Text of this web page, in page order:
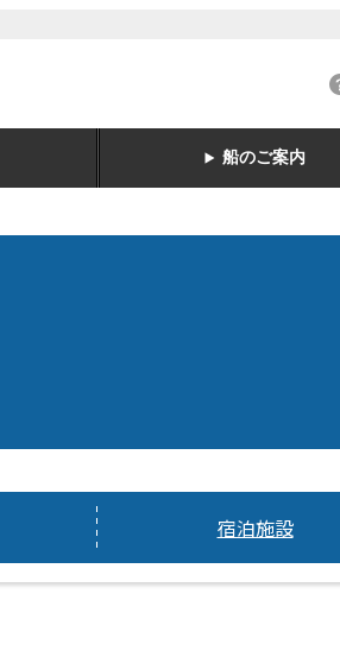
船のご案内
宿泊施設